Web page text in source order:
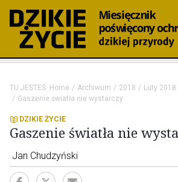
TU JESTEŚ: Home Archiwum 2018
Luty 2018
Gaszenie światła nie wystarczy
DZIKIE ŻYCIE
Gaszenie światła nie
Jan Chudzyński